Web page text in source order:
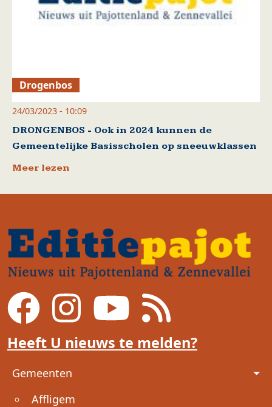
Drogenbos
24/03/2023 - 10:09
DRONGENBOS - Ook in 2024 kunnen de
Gemeentelijke Basisscholen op sneeuwklassen
Meer lezen
Heeft U nieuws te melden?
Voet
Gemeenten
Affligem